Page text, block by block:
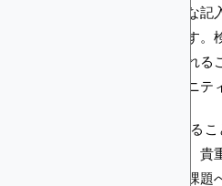
リクエストフォームの正確な
されたステップが含まれます
プロジェクトのみが上場され
には定期的な更新とコミュニテ
CoinMarketCapに上場される
り、知名度の向上、信頼性、
スを提供します。一般的な課